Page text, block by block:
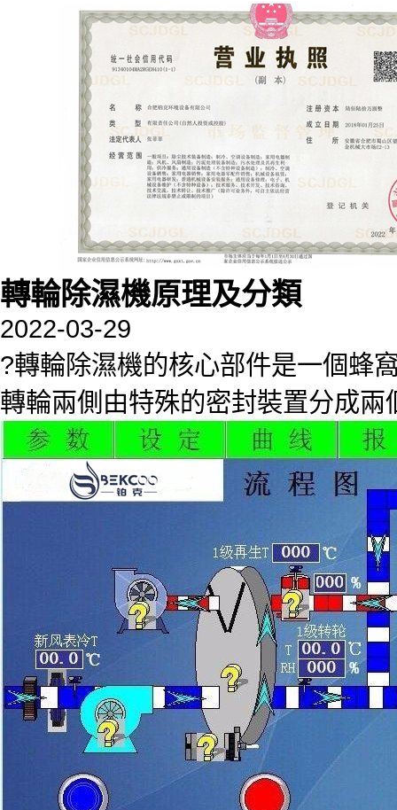
轉輪除濕機原理及分類
2022-03-29
?轉輪除濕機的核心部件是一個蜂
轉輪兩側由特殊的密封裝置分成